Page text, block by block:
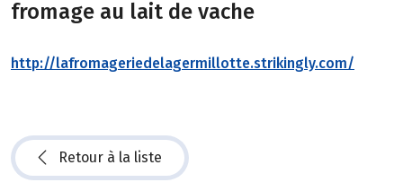
fromage au lait de vache
http://lafromageriedelagermillotte.strikingly.com/
Retour à la liste